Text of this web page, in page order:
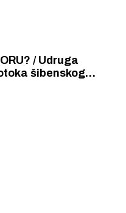
/ Udruga
šibenskog